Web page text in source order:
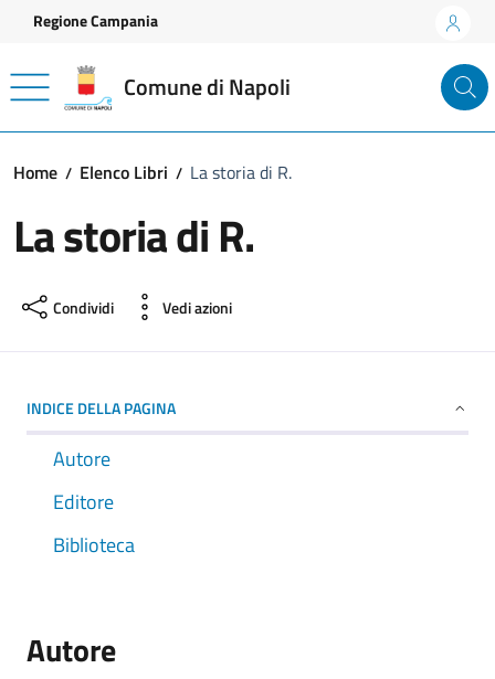
Vai ai contenuti
Vai al footer
Regione Campania
Comune di Napoli
Home Elenco Libri La storia di R.
La storia di R.
Condividi Vedi azioni
INDICE DELLA PAGINA
Autore
Editore
Biblioteca
Autore